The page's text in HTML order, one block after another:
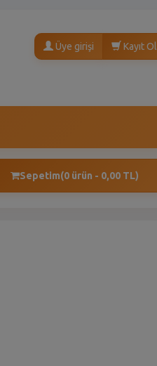
Üye girişi Kayıt Ol
Sepetim(0 ürün - 0,00 TL)